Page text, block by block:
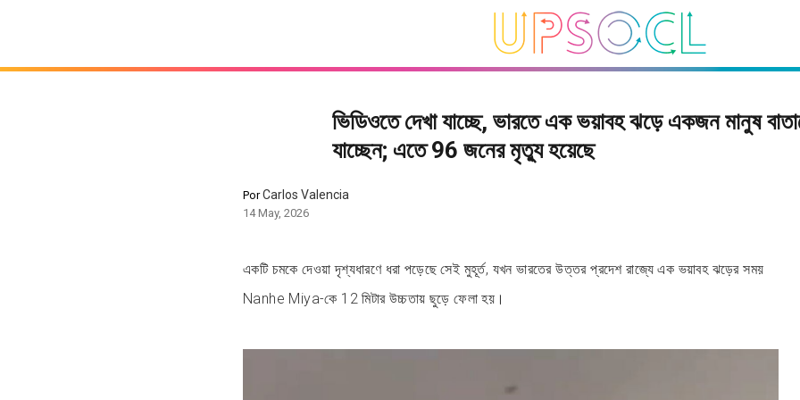
ভিডিওতে দেখা যাচ্ছে, ভারতে এক ভয়াবহ ঝড়ে একজন মানুষ
যাচ্ছেন; এতে 96 জনের মৃত্যু হয়েছে
PorCarlos Valencia
14 May, 2026
একটি চমকে দেওয়া দৃশ্যধারণে ধরা পড়েছে সেই মুহূর্ত, যখন ভারতের উত্তর প্রদেশ রাজ্যে এক ভয়াবহ ঝড়ের সময়
Nanhe Miya-কে 12 মিটার উচ্চতায় ছুড়ে ফেলা হয়।